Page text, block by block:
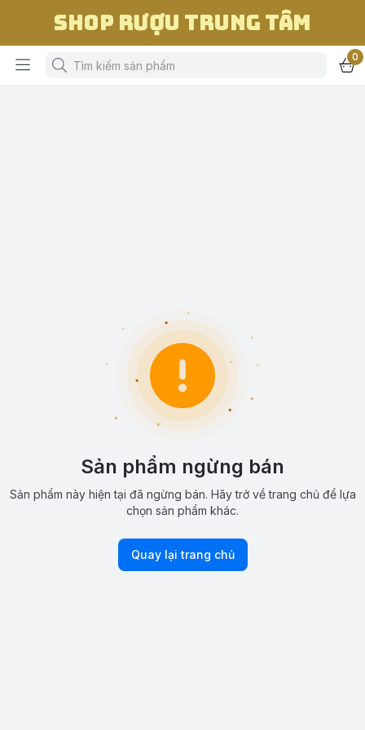
Shop Rượu Trung Tâm
0
Sản phẩm ngừng bán
Sản phẩm này hiện tại đã ngừng bán. Hãy trở về trang chủ để lựa
chọn sản phẩm khác.
Quay lại trang chủ